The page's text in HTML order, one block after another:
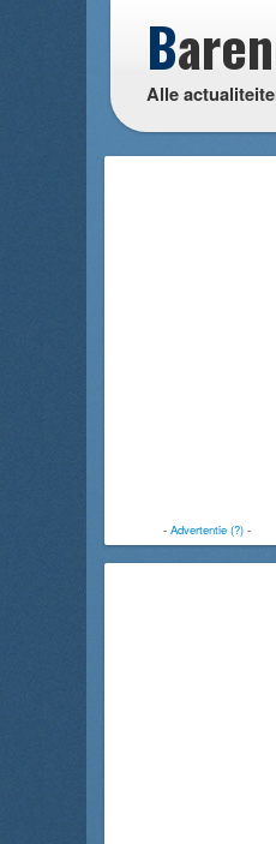
B
Alle
- Advertentie (?)-